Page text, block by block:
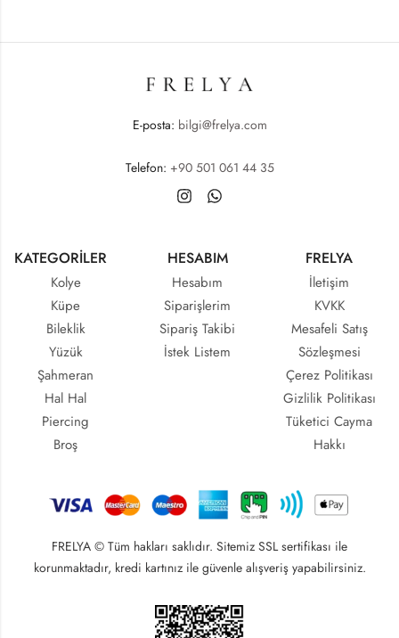
E-posta: bilgi@frelya.com
Telefon: +90 501 061 44 35
KATEGORİLER
Kolye
Küpe
Bileklik
Yüzük
Şahmeran
Hal Hal
Piercing
Broş
HESABIM
Hesabım
Siparişlerim
Sipariş Takibi
İstek Listem
FRELYA
İletişim
KVKK
Mesafeli Satış
Sözleşmesi
Çerez Politikası
Gizlilik Politikası
Tüketici Cayma
Hakkı
FRELYA © Tüm hakları saklıdır. Sitemiz SSL sertifikası ile
korunmaktadır, kredi kartınız ile güvenle alışveriş yapabilirsiniz.